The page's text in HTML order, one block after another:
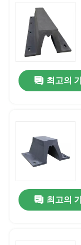
최고의
최고의